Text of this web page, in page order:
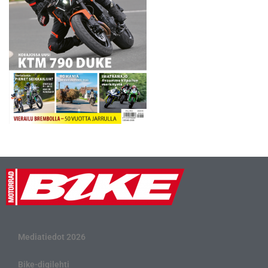
Mediatiedot 2026
Bike-digilehti